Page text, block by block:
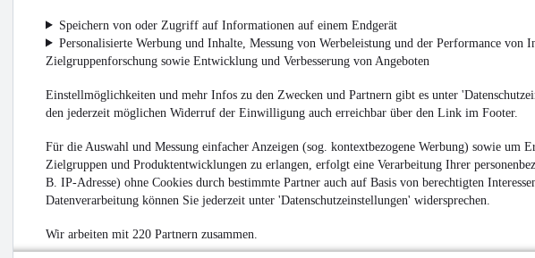
Speichern von oder Zugriff auf Informationen auf einem Endgerät
Personalisierte Werbung und Inhalte, Messung von Werbeleistung und der Performance von
Zielgruppenforschung sowie Entwicklung und Verbesserung von Angeboten
Einstellmöglichkeiten und mehr Infos zu den Zwecken und Partnern gibt es unter
den jederzeit möglichen Widerruf der Einwilligung auch erreichbar über den Link im Footer.
Für die Auswahl und Messung einfacher Anzeigen (sog. kontextbezogene Werbung) sowie um
Zielgruppen und Produktentwicklungen zu erlangen, erfolgt eine Verarbeitung Ihrer
B. IP-Adresse) ohne Cookies durch bestimmte Partner auch auf Basis von berechtigten
Datenverarbeitung können Sie jederzeit unter 'Datenschutzeinstellungen' widersprechen.
Wir arbeiten mit 220 Partnern zusammen.
Volkswagen Polo
BIS 04/27
16.499 €¹
Finanzierung ab 175 € mtl.
1 HAND Garantie